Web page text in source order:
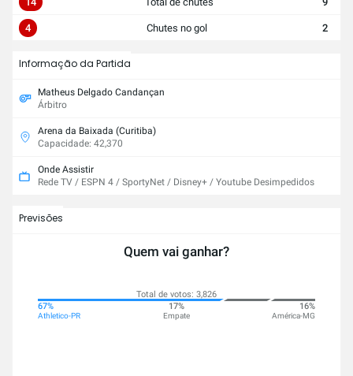
4 Chutes no gol 2
Informação da Partida
Matheus Delgado Candançan
Árbitro
Arena da Baixada (Curitiba)
Capacidade: 42,370
Onde Assistir
Rede TV / ESPN 4 / SportyNet / Disney+ / Youtube Desimpedidos
Previsões
Quem vai ganhar?
Total de votos: 3,826
67%
Athletico-PR
17%
Empate
16%
América-MG